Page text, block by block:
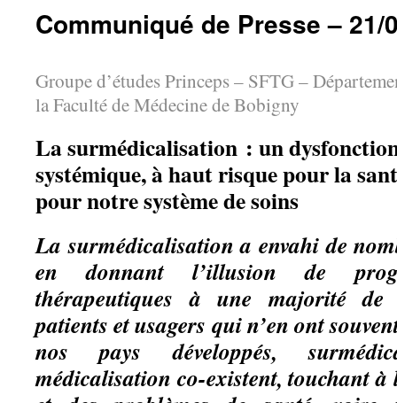
Communiqué de Presse – 21/
Groupe d’études Princeps – SFTG –
la Faculté de Médecine de Bobigny
La surmédicalisation : un
systémique, à haut risque pour la
pour notre système de soins
La surmédicalisation a envahi de
en donnant l’illusion de
thérapeutiques à une majorité de
patients et usagers qui n’en ont
nos pays développés,
médicalisation co-existent, touchant